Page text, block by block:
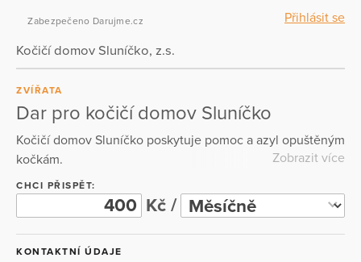
Přihlásit se
Zabezpečeno Darujme.cz
Kočičí domov Sluníčko, z.s.
ZVÍŘATA
Dar pro kočičí domov Sluníčko
Kočičí domov Sluníčko poskytuje pomoc a azyl opuštěným
kočkám.
Zobrazit více
CHCI PŘISPĚT:
Kč /
KONTAKTNÍ ÚDAJE